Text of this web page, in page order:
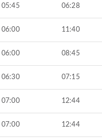
05:45 06:28
06:00 11:40
06:00 08:45
06:30 07:15
07:00 12:44
07:00 12:44